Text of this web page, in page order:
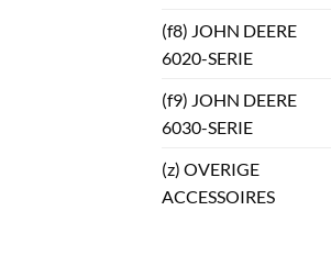
(f8) JOHN DEERE
6020-SERIE
(f9) JOHN DEERE
6030-SERIE
(z) OVERIGE
ACCESSOIRES